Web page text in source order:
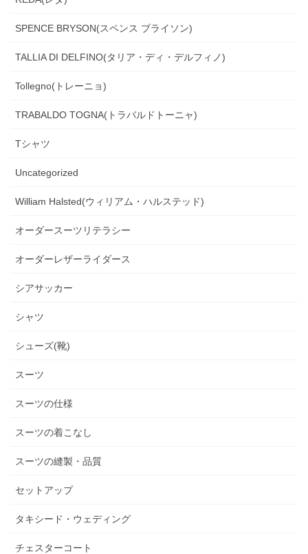
SPENCE BRYSON(スペンス ブライソン)
TALLIA DI DELFINO(タリア・ディ・デルフィノ)
Tollegno(トレーニョ)
TRABALDO TOGNA(トラバルドトーニャ)
Tシャツ
Uncategorized
William Halsted(ウィリアム・ハルステッド)
オーダースーツリテラシー
オーダーレザーライダース
シアサッカー
シャツ
シューズ(靴)
スーツ
スーツの仕様
スーツの着こなし
スーツの縫製・品質
セットアップ
タキシード・ウェディング
チェスターコート